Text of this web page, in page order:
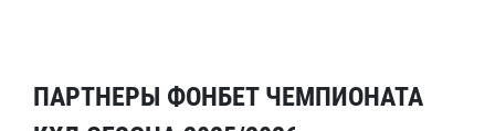
ПАРТНЕРЫ ФОНБЕТ ЧЕМПИОНАТА